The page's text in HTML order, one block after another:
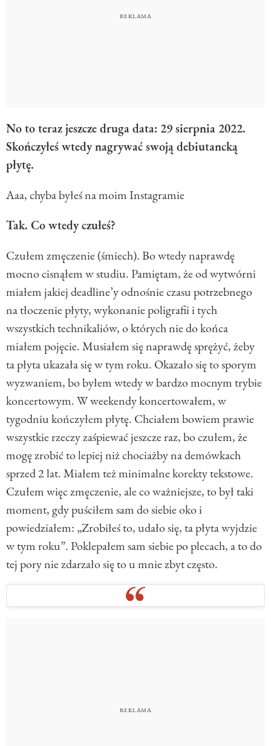
No to teraz jeszcze druga data: 29 sierpnia 2022.
Skończyłeś wtedy nagrywać swoją debiutancką
płytę.
Aaa, chyba byłeś na moim Instagramie
Tak. Co wtedy czułeś?
Czułem zmęczenie (śmiech). Bo wtedy naprawdę
mocno cisnąłem w studiu. Pamiętam, że od wytwórni
miałem jakiej deadline’y odnośnie czasu potrzebnego
na tłoczenie płyty, wykonanie poligrafii i tych
wszystkich technikaliów, o których nie do końca
miałem pojęcie. Musiałem się naprawdę sprężyć, żeby
ta płyta ukazała się w tym roku. Okazało się to sporym
wyzwaniem, bo byłem wtedy w bardzo mocnym trybie
koncertowym. W weekendy koncertowałem, w
tygodniu kończyłem płytę. Chciałem bowiem prawie
wszystkie rzeczy zaśpiewać jeszcze raz, bo czułem, że
mogę zrobić to lepiej niż chociażby na demówkach
sprzed 2 lat. Miałem też minimalne korekty tekstowe.
Czułem więc zmęczenie, ale co ważniejsze, to był taki
moment, gdy puściłem sam do siebie oko i
powiedziałem: „Zrobiłeś to, udało się, ta płyta wyjdzie
w tym roku”. Poklepałem sam siebie po plecach, a to do
tej pory nie zdarzało się to u mnie zbyt często.